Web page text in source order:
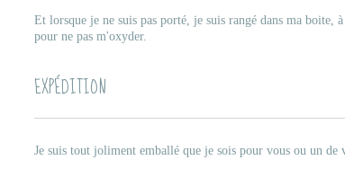
Et lorsque je ne suis pas porté, je suis rangé dans ma
pour ne pas m'oxyder.
EXPÉDITION
Je suis tout joliment emballé que je sois pour vous ou un de